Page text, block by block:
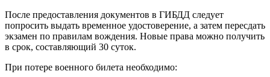
После предоставления документов в ГИБДД следует
попросить выдать временное удостоверение, а затем пересдать
экзамен по правилам вождения. Новые права можно получить
в срок, составляющий 30 суток.
При потере военного билета необходимо: